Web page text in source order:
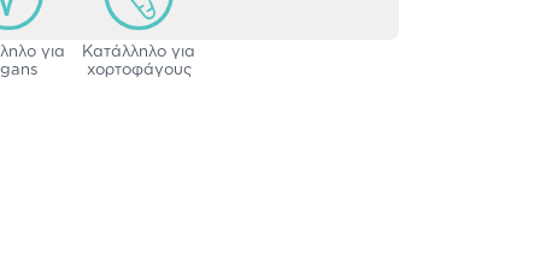
για
Κατάλληλο για
χορτοφάγους